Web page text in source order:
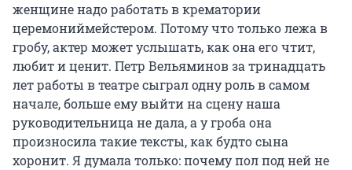
женщине надо работать в крематории
церемониймейстером. Потому что только лежа в
гробу, актер может услышать, как она его чтит,
любит и ценит. Петр Вельяминов за тринадцать
лет работы в театре сыграл одну роль в самом
начале, больше ему выйти на сцену наша
руководительница не дала, а у гроба она
произносила такие тексты, как будто сына
хоронит. Я думала только: почему пол под ней не